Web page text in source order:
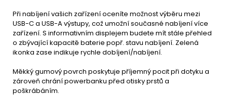
Při nabíjení vašich zařízení oceníte možnost výběru mezi
USB-C a USB-A výstupy, což umožní současné nabíjení více
zařízení. S informativním displejem budete mít stále přehled
o zbývající kapacitě baterie popř. stavu nabíjení. Zelená
ikonka zase indikuje rychle dobíjení/nabíjení.
Měkký gumový povrch poskytuje příjemný pocit při dotyku a
zároveň chrání powerbanku před otisky prstů a
poškrábáním.